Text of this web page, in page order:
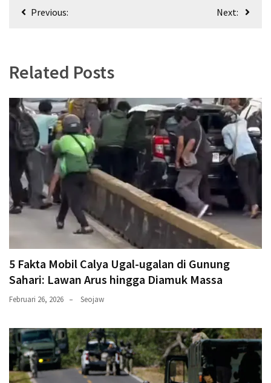
Navigasi
Previous: Next:
Related Posts
5 Fakta Mobil Calya Ugal-ugalan di Gunung
Sahari: Lawan Arus hingga Diamuk Massa
Februari 26, 2026 Seojaw